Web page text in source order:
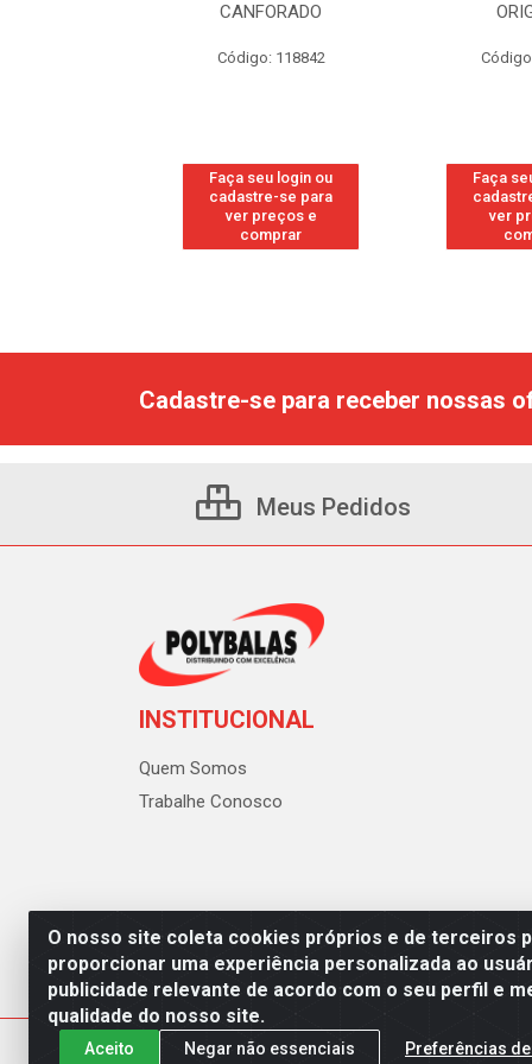
CANFORADO
Código: 118842
Faça seu login ou
cadastre-se para
ver preços e
comprar
Faça
ver
O nosso site coleta cookies próprios e de terceiros
proporcionar uma experiência personalizada ao
publicidade relevante de acordo com o seu perfil e
qualidade do nosso site.
Aceito Negar não essenciais Preferências
Cadastre-se para receber nossas
Meus Pedidos
INSTITUCIONAL
Quem Somos
Trabalhe Conosco
Polybalas - Rua João Miguel